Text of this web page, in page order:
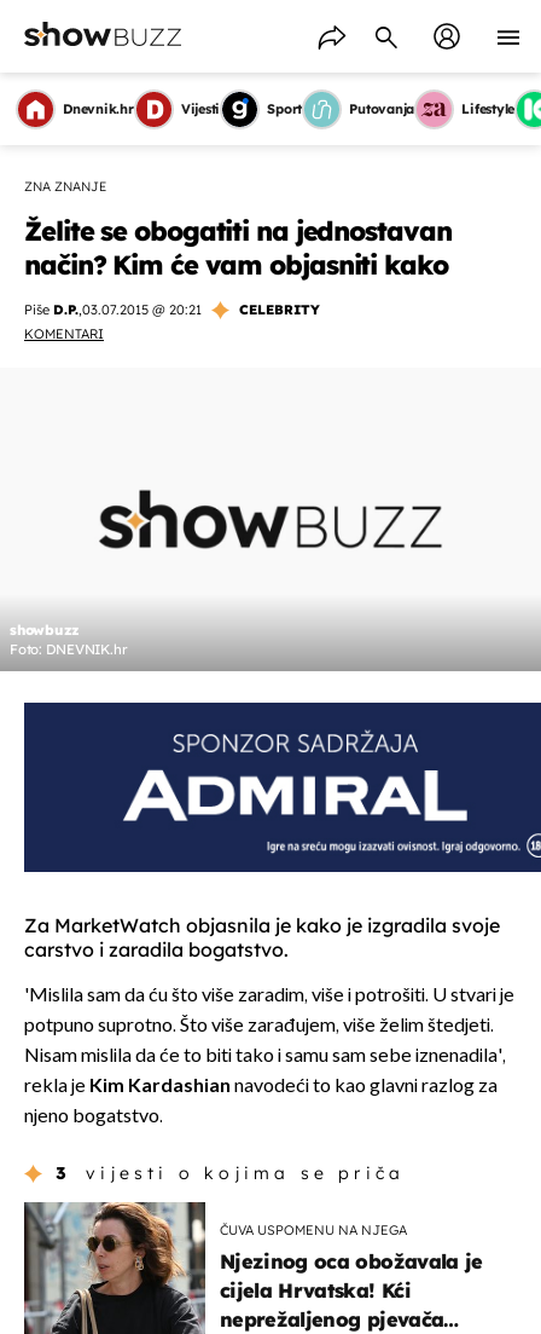
Dnevnik.hr Vijesti Sport Putovanja Lifestyle
ZNA ZNANJE
Želite se obogatiti na jednostavan
način? Kim će vam objasniti kako
Piše D.P.,03.07.2015 @ 20:21
CELEBRITY
KOMENTARI
showbuzz
Foto: DNEVNIK.hr
Za MarketWatch objasnila je kako je izgradila svoje
carstvo i zaradila bogatstvo.
'Mislila sam da ću što više zaradim, više i potrošiti. U stvari je
potpuno suprotno. Što više zarađujem, više želim štedjeti.
Nisam mislila da će to biti tako i samu sam sebe iznenadila',
rekla je Kim Kardashian navodeći to kao glavni razlog za
njeno bogatstvo.
3 vijesti o kojima se priča
ČUVA USPOMENU NA NJEGA
Njezinog oca obožavala je
cijela Hrvatska! Kći
neprežaljenog pjevača